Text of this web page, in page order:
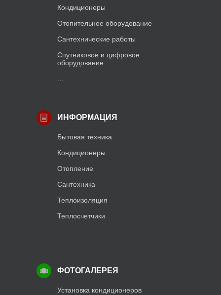
Кондиционеры
Отопительное оборудование
Сантехнические работы
Спутниковое и цифровое
оборудование
ИНФОРМАЦИЯ
Бытовая техника
Кондиционеры
Отопление
Сантехника
Теплоизоляция
Теплосчетчики
ФОТОГАЛЕРЕЯ
Установка кондиционеров